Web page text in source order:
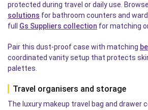
protected during travel or daily use.
solutions for bathroom counters and
full Gs Suppliers collection for matching
Pair this dust-proof case with matching
coordinated vanity setup that protects
palettes.
Travel organisers and storage
The luxury makeup travel bag and drawer